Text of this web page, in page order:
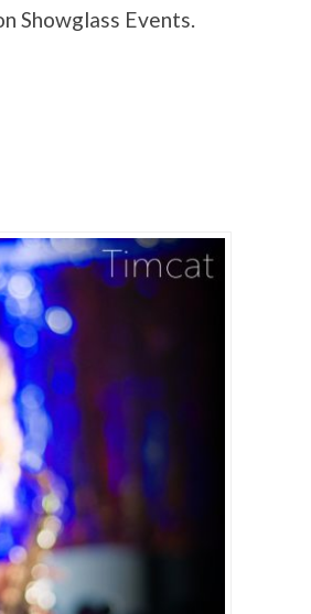
Showglass Events.